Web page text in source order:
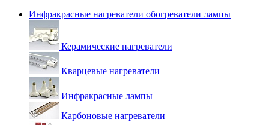
Инфракрасные нагреватели обогреватели лампы
Керамические нагреватели
Кварцевые нагреватели
Инфракрасные лампы
Карбоновые нагреватели